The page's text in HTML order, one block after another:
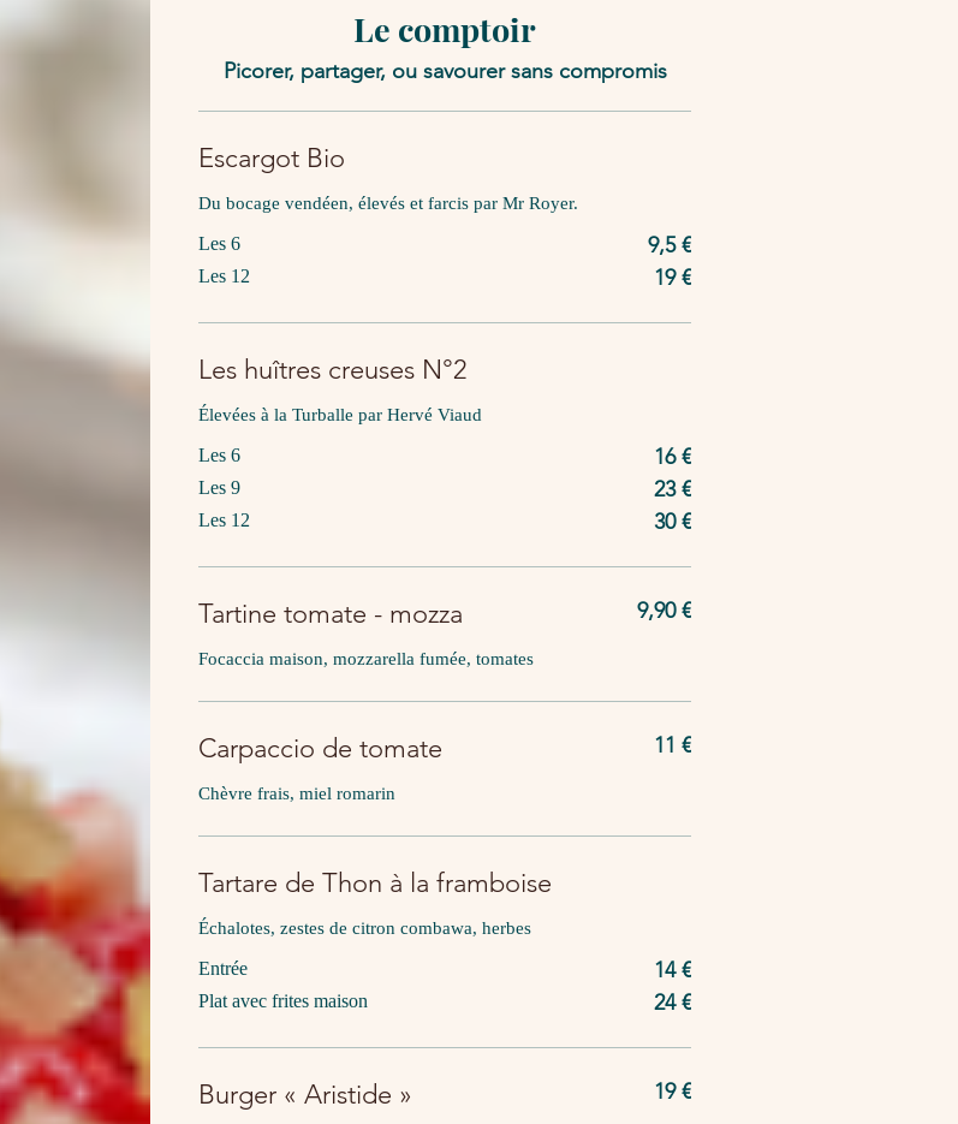
Le comptoir
Picorer, partager, ou savourer sans compromis
Escargot Bio
Les 6 9,5 €
Les 12 19 €
Les huîtres creuses N°2
Élevées à la Turballe par Hervé Viaud
Les 6 16 €
Les 9 23 €
Les 12 30 €
Tartine tomate - mozza
Focaccia maison, mozzarella fumée, tomates
9,90 €
Carpaccio de tomate
Chèvre frais, miel romarin
11 €
Tartare de Thon à la framboise
Échalotes, zestes de citron combawa, herbes
Entrée 14 €
Plat avec frites maison 24 €
Burger « Aristide » 19 €